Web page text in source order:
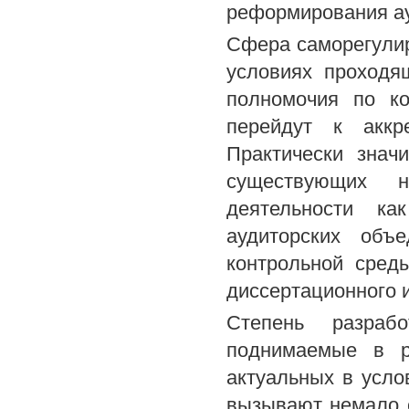
реформирования
Сфера
условиях
полномочия по
перейдут к
Практически
существующих
деятельности
аудиторских
контрольной
диссертационного
Степень
поднимаемые в
актуальных в